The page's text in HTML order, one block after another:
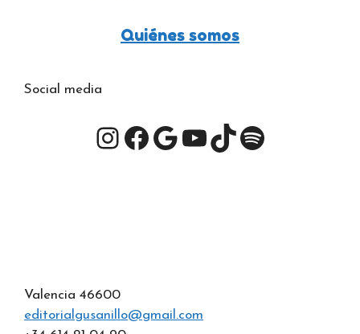
Quiénes somos
Social media
Instagram
Facebook
Google
YouTube
TikTok
Spotify
Valencia 46600
editorialgusanillo@gmail.com